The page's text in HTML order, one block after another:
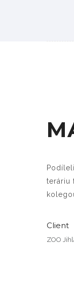
teráriu
Client
ZOO